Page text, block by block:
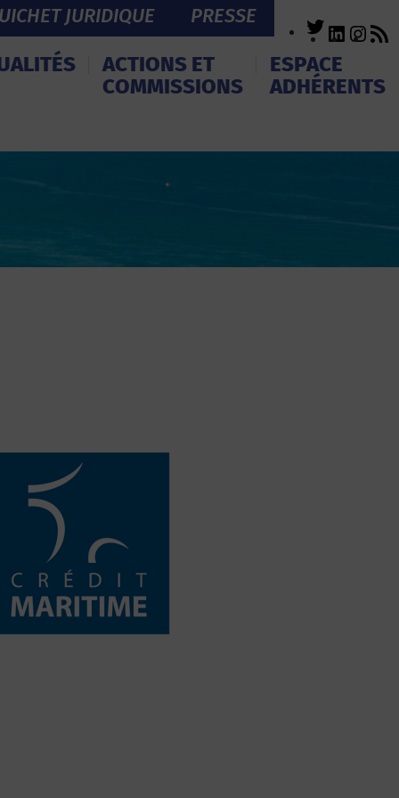
JURIDIQUE PRESSE Twitter
ACTIONS ET
COMMISSIONS
ESPACE
ADHÉRENTS